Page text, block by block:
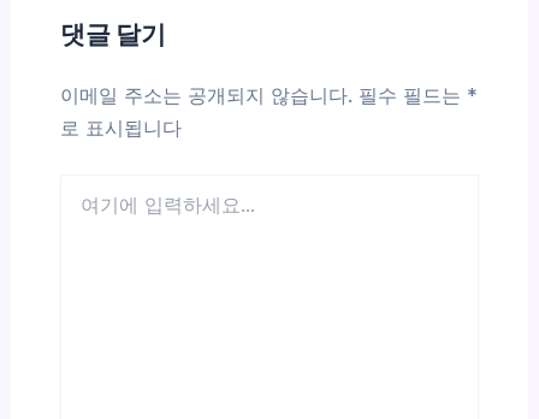
댓글 달기
이메일 주소는 공개되지 않습니다. 필수 필드는 *
로 표시됩니다